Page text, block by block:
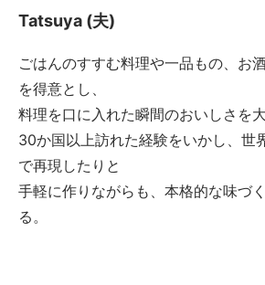
Tatsuya (夫)
ごはんのすすむ料理や一品もの、お
を得意とし、
料理を口に入れた瞬間のおいしさを
30か国以上訪れた経験をいかし、世
で再現したりと
手軽に作りながらも、本格的な味づ
る。